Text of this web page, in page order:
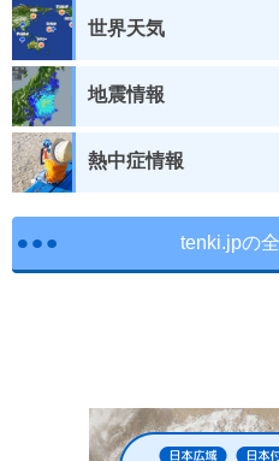
世界天気
地震情報
熱中症情報
tenki.jpの